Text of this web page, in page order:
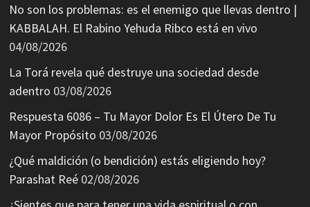
No son los problemas: es el enemigo que llevas dentro |
KABBALAH. El Rabino Yehuda Ribco está en vivo
04/08/2026
La Torá revela qué destruye una sociedad desde
adentro 03/08/2026
Respuesta 6086 – Tu Mayor Dolor Es El Útero De Tu
Mayor Propósito 03/08/2026
¿Qué maldición (o bendición) estás eligiendo hoy?
Parashat Reé 02/08/2026